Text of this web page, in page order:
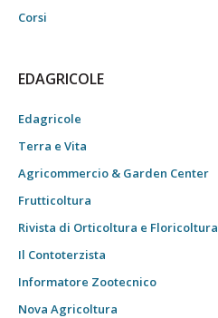
Corsi
EDAGRICOLE
Edagricole
Terra e Vita
Agricommercio & Garden Center
Frutticoltura
Rivista di Orticoltura e Floricoltura
Il Contoterzista
Informatore Zootecnico
Nova Agricoltura